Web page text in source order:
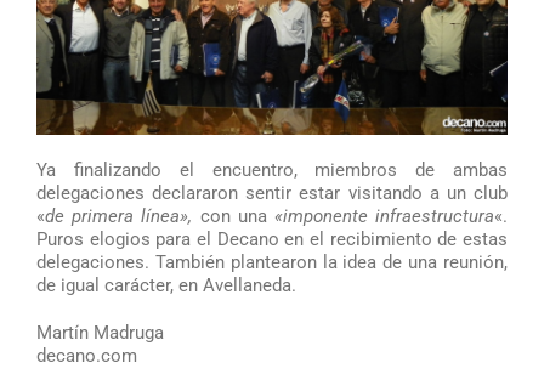
Ya finalizando el encuentro, miembros de ambas
delegaciones declararon sentir estar visitando a un club
«de primera línea», con una «imponente infraestructura«.
Puros elogios para el Decano en el recibimiento de estas
delegaciones. También plantearon la idea de una reunión,
de igual carácter, en Avellaneda.
Martín Madruga
decano.com